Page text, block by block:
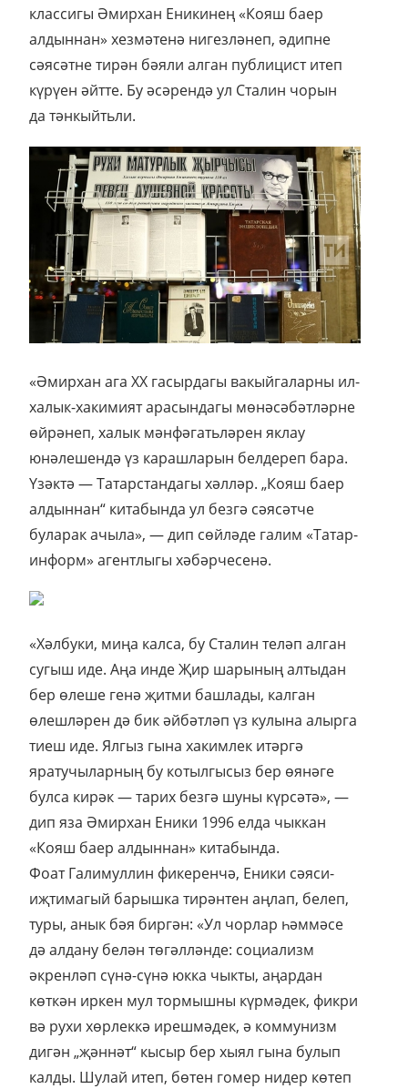
классигы Әмирхан Еникинең «Кояш баер
алдыннан» хезмәтенә нигезләнеп, әдипне
сәясәтне тирән бәяли алган публицист итеп
күрүен әйтте. Бу әсәрендә ул Сталин чорын
да тәнкыйтьли.
«Әмирхан ага ХХ гасырдагы вакыйгаларны ил-
халык-хакимият арасындагы мөнәсәбәтләрне
өйрәнеп, халык мәнфәгатьләрен яклау
юнәлешендә үз карашларын белдереп бара.
Үзәктә — Татарстандагы хәлләр. „Кояш баер
алдыннан“ китабында ул безгә сәясәтче
буларак ачыла», — дип сөйләде галим «Татар-
информ» агентлыгы хәбәрчесенә.
«Хәлбуки, миңа калса, бу Сталин теләп алган
сугыш иде. Аңа инде Җир шарының алтыдан
бер өлеше генә җитми башлады, калган
өлешләрен дә бик әйбәтләп үз кулына алырга
тиеш иде. Ялгыз гына хакимлек итәргә
яратучыларның бу котылгысыз бер өянәге
булса кирәк — тарих безгә шуны күрсәтә», —
дип яза Әмирхан Еники 1996 елда чыккан
«Кояш баер алдыннан» китабында.
Фоат Галимуллин фикеренчә, Еники сәяси-
иҗтимагый барышка тирәнтен аңлап, белеп,
туры, анык бәя биргән: «Ул чорлар һәммәсе
дә алдану белән төгәлләнде: социализм
әкренләп сүнә-сүнә юкка чыкты, аңардан
көткән иркен мул тормышны күрмәдек, фикри
вә рухи хөрлеккә ирешмәдек, ә коммунизм
дигән „җәннәт“ кысыр бер хыял гына булып
калды. Шулай итеп, бөтен гомер нидер көтеп